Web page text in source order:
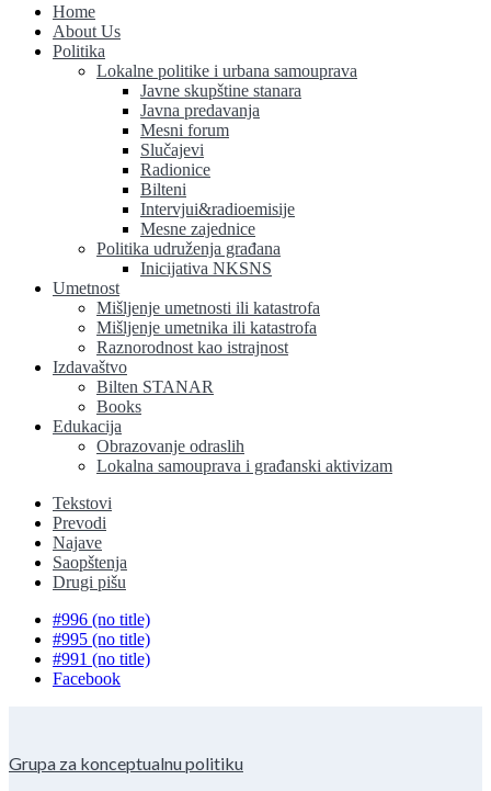
Home
About Us
Politika
Lokalne politike i urbana samouprava
Javne skupštine stanara
Javna predavanja
Mesni forum
Slučajevi
Radionice
Bilteni
Intervjui&radioemisije
Mesne zajednice
Politika udruženja građana
Inicijativa NKSNS
Umetnost
Mišljenje umetnosti ili katastrofa
Mišljenje umetnika ili katastrofa
Raznorodnost kao istrajnost
Izdavaštvo
Bilten STANAR
Books
Edukacija
Obrazovanje odraslih
Lokalna samouprava i građanski aktivizam
Tekstovi
Prevodi
Najave
Saopštenja
Drugi pišu
#996 (no title)
#995 (no title)
#991 (no title)
Facebook
Grupa za konceptualnu politiku